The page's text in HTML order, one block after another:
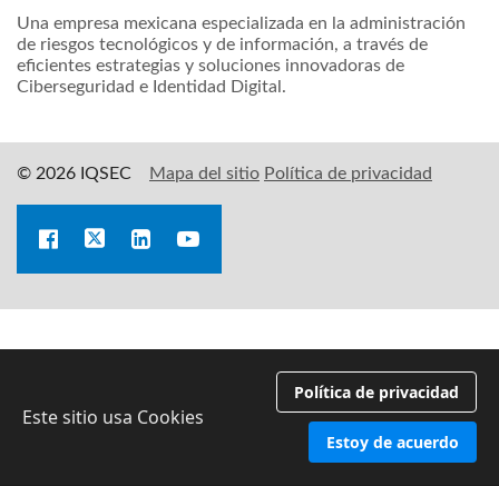
Una empresa mexicana especializada en la administración
de riesgos tecnológicos y de información, a través de
eficientes estrategias y soluciones innovadoras de
Ciberseguridad e Identidad Digital.
© 2026 IQSEC Mapa del sitio Política de privacidad
Este sitio usa Cookies
Política de privacidad
Estoy de acuerdo